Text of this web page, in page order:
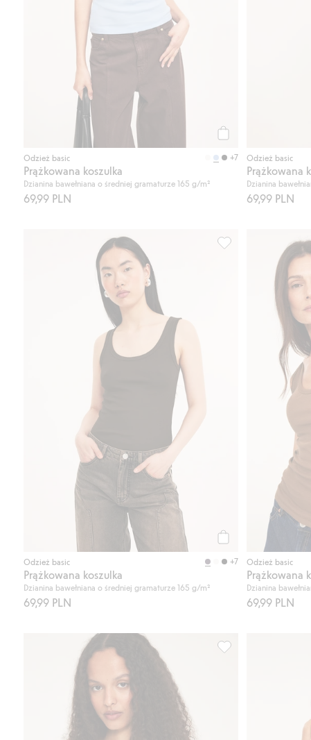
Odzież basic +7
Prążkowana koszulka
Dzianina bawełniana o średniej gramaturze 165 g/m²
69,99 PLN
Odzież basic
Prążkowana
Dzianina
69,99 PLN
Odzież basic +7
Prążkowana koszulka
Dzianina bawełniana o średniej gramaturze 165 g/m²
69,99 PLN
Prążkowana
Odzież basic
Prążkowana
Dzianina
69,99 PLN
Koszulka z trykotu